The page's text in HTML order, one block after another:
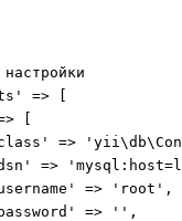
настройки
=> [
[
=>
=>
=> 'root',
=> '',